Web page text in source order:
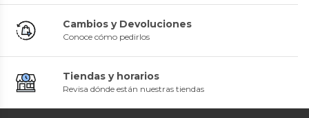
Cambios y Devoluciones
Conoce cómo pedirlos
Tiendas y horarios
Revisa dónde están nuestras tiendas